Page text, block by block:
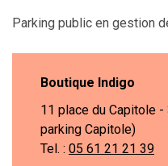
Parking public en gestion
Boutique Indigo
11 place du Capitole
parking Capitole)
Tel. : 05 61 21 21 39